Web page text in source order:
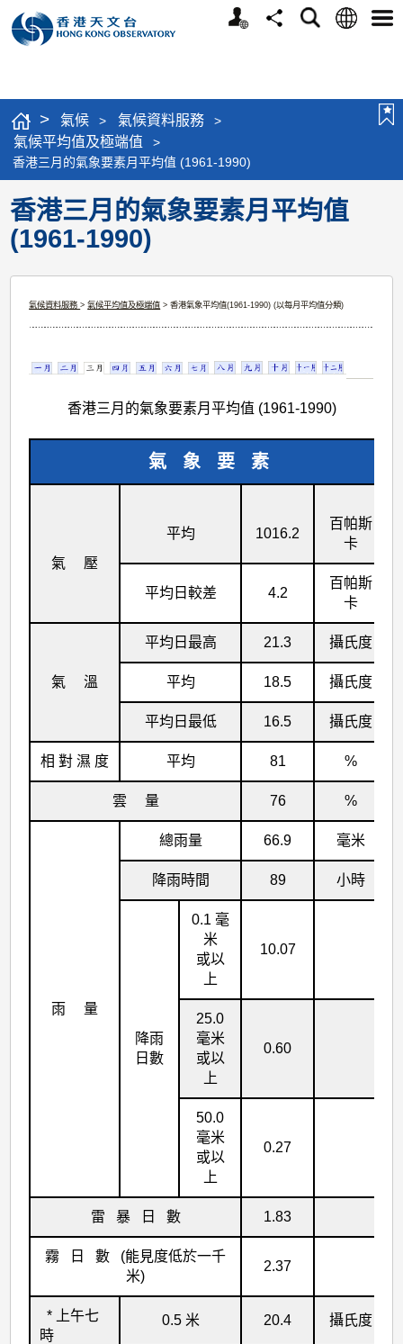
個
分
搜
語
選
> 氣候 > 氣候資料服務 >
氣候平均值及極端值
>
香港三月的氣象要素月平均值 (1961-1990)
香港三月的氣象要素月平均值
(1961-1990)
氣候資料服務>氣候平均值及極端值 > 香港氣象平均值(1961-1990) (以每月平均值分類)
香港三月的氣象要素月平均值 (1961-1990)
氣 象 要 素
氣 壓
平均 1016.2
百帕斯
卡
平均日較差 4.2
百帕斯
卡
氣 溫
平均日最高 21.3 攝氏度
平均 18.5 攝氏度
平均日最低 16.5 攝氏度
相 對 濕 度 平均 81 %
雲 量 76 %
雨 量
總雨量 66.9 毫米
降雨時間 89 小時
降雨
日數
0.1 毫
米
或以
上
10.07
25.0
毫米
或以
上
0.60
50.0
毫米
或以
上
0.27
雷 暴 日 數 1.83
霧 日 數 (能見度低於一千
米)
2.37
* 上午七
時
0.5 米 20.4 攝氏度